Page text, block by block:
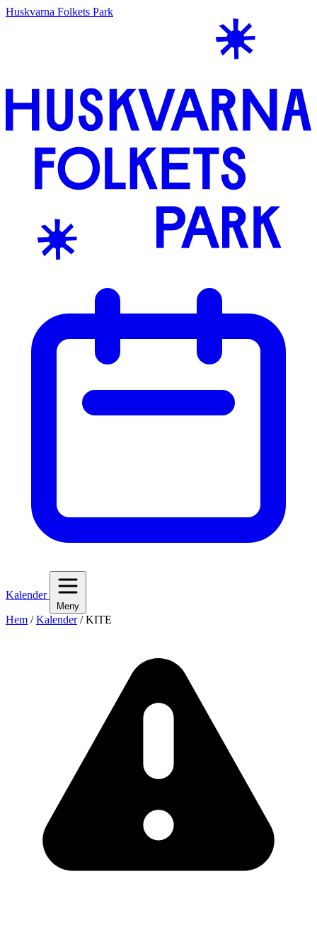
Huskvarna Folkets Park
Kalender
Meny
Hem /Kalender/KITE